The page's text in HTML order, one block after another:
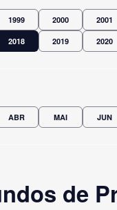
1999 2000 2001
2018 2019 2020
ABR MAI JUN
de